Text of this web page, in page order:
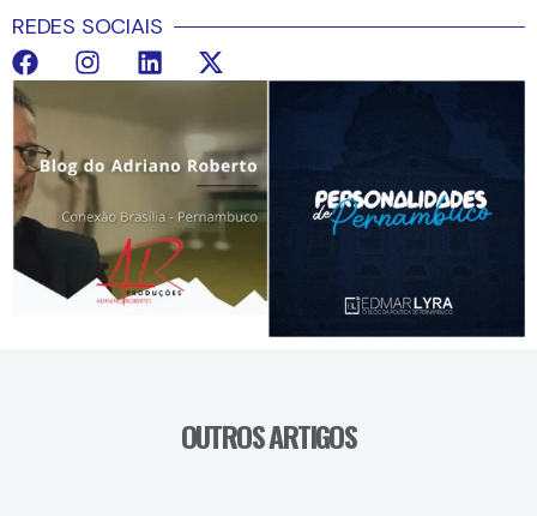
REDES SOCIAIS
OUTROS ARTIGOS